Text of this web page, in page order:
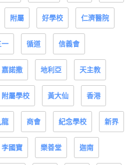
附屬 好學校 仁濟醫院
循道 信義會
嘉諾撒 地利亞 天主教
附屬學校 黃大仙 香港
龍 商會 紀念學校 新界
李國寶 樂善堂 迦南